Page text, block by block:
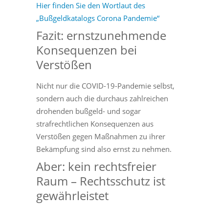
Hier finden Sie den Wortlaut des
„Bußgeldkatalogs Corona Pandemie“
Fazit: ernstzunehmende
Konsequenzen bei
Verstößen
Nicht nur die COVID-19-Pandemie selbst,
sondern auch die durchaus zahlreichen
drohenden bußgeld- und sogar
strafrechtlichen Konsequenzen aus
Verstößen gegen Maßnahmen zu ihrer
Bekämpfung sind also ernst zu nehmen.
Aber: kein rechtsfreier
Raum – Rechtsschutz ist
gewährleistet